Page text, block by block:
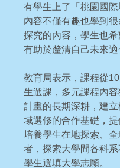
有學生上了「桃園國
內容不僅有趣也學到
探究的內容，學生也
有助於釐清自己未來適
教育局表示，課程從
生選課，多元課程內
計畫的長期深耕，建
域選修的合作基礎，
培養學生在地探索、
者，探索大學間各科
學生選填大學志願。